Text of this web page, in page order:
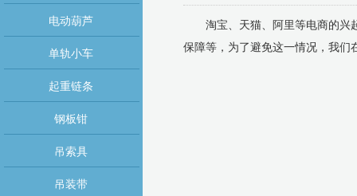
电动葫芦
单轨小车
起重链条
钢板钳
吊索具
吊装带
淘宝、天猫、阿里等电商的兴起
保障等，为了避免这一情况，我们